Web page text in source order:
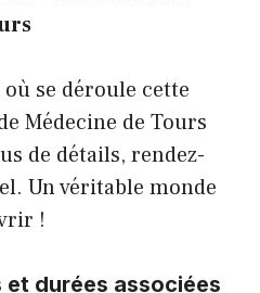
où se déroule cette
Médecine de Tours
de détails, rendez-
. Un véritable monde
!
durées associées